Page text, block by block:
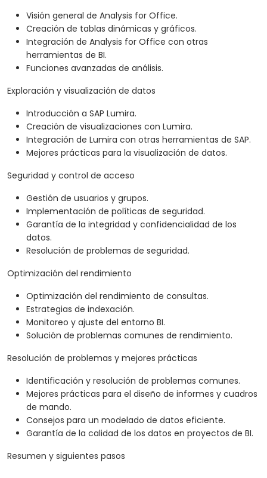
Visión general de Analysis for Office.
Creación de tablas dinámicas y gráficos.
Integración de Analysis for Office con otras
herramientas de BI.
Funciones avanzadas de análisis.
Exploración y visualización de datos
Introducción a SAP Lumira.
Creación de visualizaciones con Lumira.
Integración de Lumira con otras herramientas de SAP.
Mejores prácticas para la visualización de datos.
Seguridad y control de acceso
Gestión de usuarios y grupos.
Implementación de políticas de seguridad.
Garantía de la integridad y confidencialidad de los
datos.
Resolución de problemas de seguridad.
Optimización del rendimiento
Optimización del rendimiento de consultas.
Estrategias de indexación.
Monitoreo y ajuste del entorno BI.
Solución de problemas comunes de rendimiento.
Resolución de problemas y mejores prácticas
Identificación y resolución de problemas comunes.
Mejores prácticas para el diseño de informes y cuadros
de mando.
Consejos para un modelado de datos eficiente.
Garantía de la calidad de los datos en proyectos de BI.
Resumen y siguientes pasos